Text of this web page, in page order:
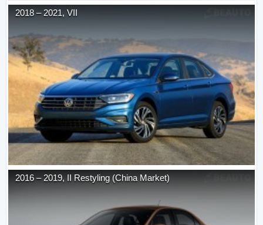
2018 – 2021, VII
2016 – 2019, II Restyling (China Market)